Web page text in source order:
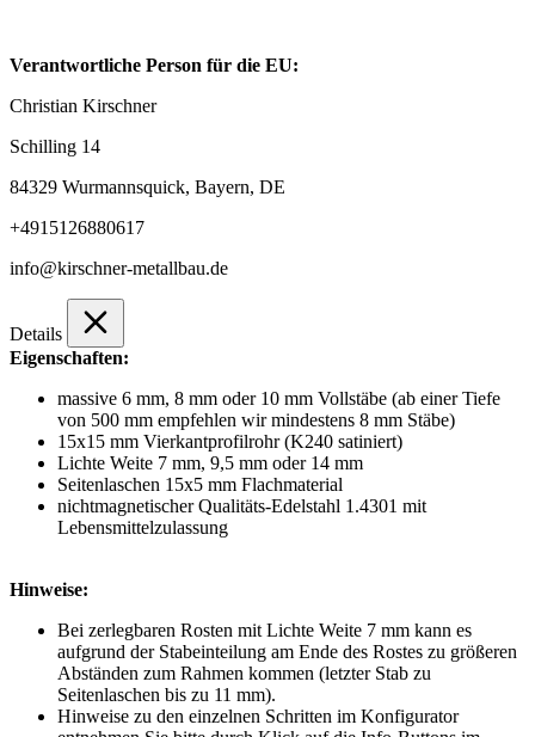
Verantwortliche Person für die EU:
Christian Kirschner
Schilling 14
84329 Wurmannsquick, Bayern, DE
+4915126880617
info@kirschner-metallbau.de
Details
Eigenschaften:
massive 6 mm, 8 mm oder 10 mm Vollstäbe (ab einer Tiefe
von 500 mm empfehlen wir mindestens 8 mm Stäbe)
15x15 mm Vierkantprofilrohr (K240 satiniert)
Lichte Weite 7 mm, 9,5 mm oder 14 mm
Seitenlaschen 15x5 mm Flachmaterial
nichtmagnetischer Qualitäts-Edelstahl 1.4301 mit
Lebensmittelzulassung
Hinweise:
Bei zerlegbaren Rosten mit Lichte Weite 7 mm kann es
aufgrund der Stabeinteilung am Ende des Rostes zu größeren
Abständen zum Rahmen kommen (letzter Stab zu
Seitenlaschen bis zu 11 mm).
Hinweise zu den einzelnen Schritten im Konfigurator